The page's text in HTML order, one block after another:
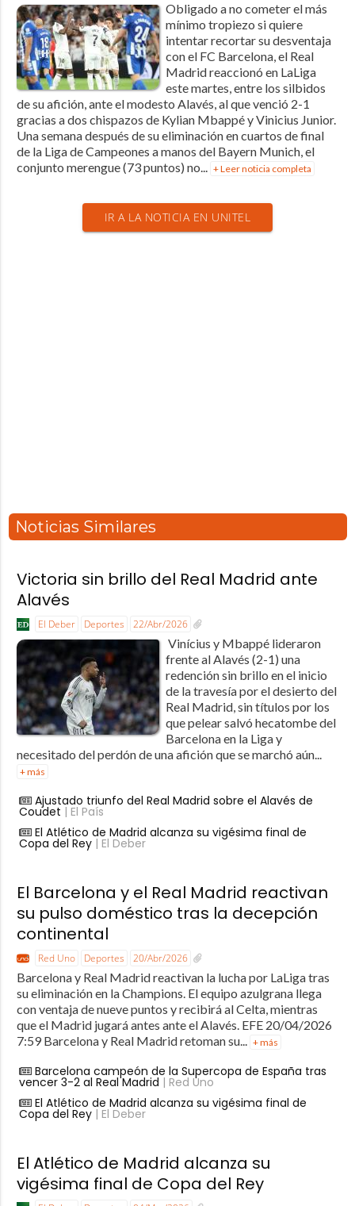
Obligado a no cometer el más
mínimo tropiezo si quiere
intentar recortar su desventaja
con el FC Barcelona, el Real
Madrid reaccionó en LaLiga
este martes, entre los silbidos
de su afición, ante el modesto Alavés, al que venció 2-1
gracias a dos chispazos de Kylian Mbappé y Vinicius Junior.
Una semana después de su eliminación en cuartos de final
de la Liga de Campeones a manos del Bayern Munich, el
conjunto merengue (73 puntos) no... + Leer noticia completa
IR A LA NOTICIA EN UNITEL
Noticias Similares
Victoria sin brillo del Real Madrid ante
Alavés
El Deber Deportes 22/Abr/2026
Vinícius y Mbappé lideraron
frente al Alavés (2-1) una
redención sin brillo en el inicio
de la travesía por el desierto del
Real Madrid, sin títulos por los
que pelear salvó hecatombe del
Barcelona en la Liga y
necesitado del perdón de una afición que se marchó aún...
+ más
Ajustado triunfo del Real Madrid sobre el Alavés de
Coudet | El País
El Atlético de Madrid alcanza su vigésima final de
Copa del Rey| El Deber
El Barcelona y el Real Madrid reactivan
su pulso doméstico tras la decepción
continental
Red Uno Deportes 20/Abr/2026
Barcelona y Real Madrid reactivan la lucha por LaLiga tras
su eliminación en la Champions. El equipo azulgrana llega
con ventaja de nueve puntos y recibirá al Celta, mientras
que el Madrid jugará antes ante el Alavés. EFE 20/04/2026
7:59 Barcelona y Real Madrid retoman su...
+ más
Barcelona campeón de la Supercopa de España tras
vencer 3-2 al Real Madrid | Red Uno
El Atlético de Madrid alcanza su vigésima final de
Copa del Rey| El Deber
El Atlético de Madrid alcanza su
vigésima final de Copa del Rey